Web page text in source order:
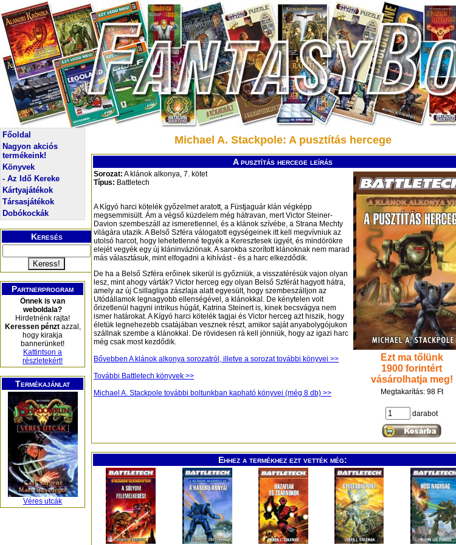
Főoldal
Nagyon akciós
termékeink!
Könyvek
- Az Idő Kereke
Kártyajátékok
Társasjátékok
Dobókockák
Keresés
Partnerprogram
Önnek is van
weboldala?
Hirdetnénk rajta!
Keressen pénztazzal,
hogy kirakja
bannerünket!
Kattintson a
részletekért!
Termékajánlat
Véres utcák
Michael A. Stackpole: A pusztítás hercege
A pusztítás hercege leírás
Ezt ma tőlünk
1900 forintért
vásárolhatja meg!
Megtakarítás: 98 Ft
darabot
Sorozat: A klánok alkonya, 7. kötet
Típus: Battletech
A Kígyó harci kötelék győzelmet aratott, a Füstjaguár klán végképp
megsemmisült. Ám a végső küzdelem még hátravan, mert Victor Steiner-
Davion szembeszáll az ismeretlennel, és a klánok szívébe, a Strana Mechty
világára utazik. A Belső Szféra válogatott egységeinek itt kell megvívniuk az
utolsó harcot, hogy lehetetlenné tegyék a Keresztesek ügyét, és mindörökre
elejét vegyék egy új kláninváziónak. A sarokba szorított klánoknak nem marad
más választásuk, mint elfogadni a kihívást - és a harc elkezdődik.
De ha a Belső Szféra erőinek sikerül is győzniük, a visszatérésük vajon olyan
lesz, mint ahogy várták? Victor herceg egy olyan Belső Szférát hagyott hátra,
amely az új Csillagliga zászlaja alatt egyesült, hogy szembeszálljon az
Utódállamok legnagyobb ellenségével, a klánokkal. De kénytelen volt
őrizetlenül hagyni intrikus húgát, Katrina Steinert is, kinek becsvágya nem
ismer határokat. A Kígyó harci kötelék tagjai és Victor herceg azt hiszik, hogy
életük legnehezebb csatájában vesznek részt, amikor saját anyabolygójukon
szállnak szembe a klánokkal. De rövidesen rá kell jönniük, hogy az igazi harc
még csak most kezdődik.
Bővebben A klánok alkonya sorozatról, illetve a sorozat további könyvei >>
További Battletech könyvek >>
Michael A. Stackpole további boltunkban kapható könyvei (még 8 db) >>
Ehhez a termékhez ezt vették még: